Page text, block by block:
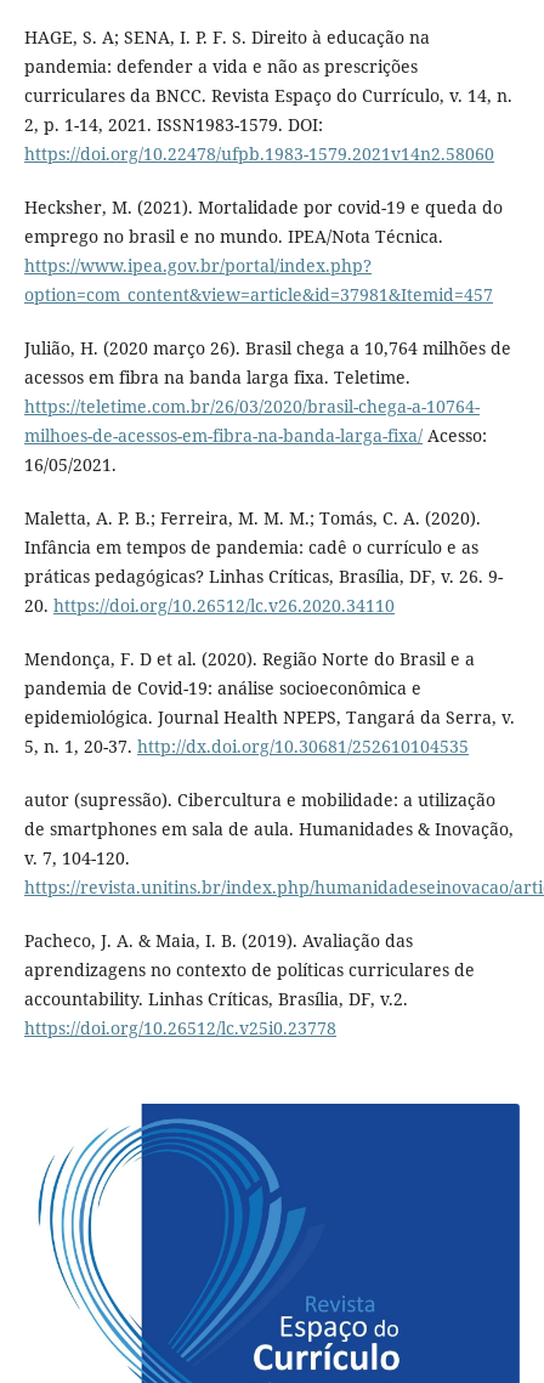
HAGE, S. A; SENA, I. P. F. S. Direito à educação na
pandemia: defender a vida e não as prescrições
curriculares da BNCC. Revista Espaço do Currículo, v. 14, n.
2, p. 1-14, 2021. ISSN1983-1579. DOI:
https://doi.org/10.22478/ufpb.1983-1579.2021v14n2.58060
Hecksher, M. (2021). Mortalidade por covid-19 e queda do
emprego no brasil e no mundo. IPEA/Nota Técnica.
https://www.ipea.gov.br/portal/index.php?
option=com_content&view=article&id=37981&Itemid=457
Julião, H. (2020 março 26). Brasil chega a 10,764 milhões de
acessos em fibra na banda larga fixa. Teletime.
https://teletime.com.br/26/03/2020/brasil-chega-a-10764-
milhoes-de-acessos-em-fibra-na-banda-larga-fixa/Acesso:
16/05/2021.
Maletta, A. P. B.; Ferreira, M. M. M.; Tomás, C. A. (2020).
Infância em tempos de pandemia: cadê o currículo e as
práticas pedagógicas? Linhas Críticas, Brasília, DF, v. 26. 9-
20. https://doi.org/10.26512/lc.v26.2020.34110
Mendonça, F. D et al. (2020). Região Norte do Brasil e a
pandemia de Covid-19: análise socioeconômica e
epidemiológica. Journal Health NPEPS, Tangará da Serra, v.
5, n. 1, 20-37. http://dx.doi.org/10.30681/252610104535
autor (supressão). Cibercultura e mobilidade: a utilização
de smartphones em sala de aula. Humanidades & Inovação,
v. 7, 104-120.
https://revista.unitins.br/index.php/humanidadeseinovacao/
Pacheco, J. A. & Maia, I. B. (2019). Avaliação das
aprendizagens no contexto de políticas curriculares de
accountability. Linhas Críticas, Brasília, DF, v.2.
https://doi.org/10.26512/lc.v25i0.23778